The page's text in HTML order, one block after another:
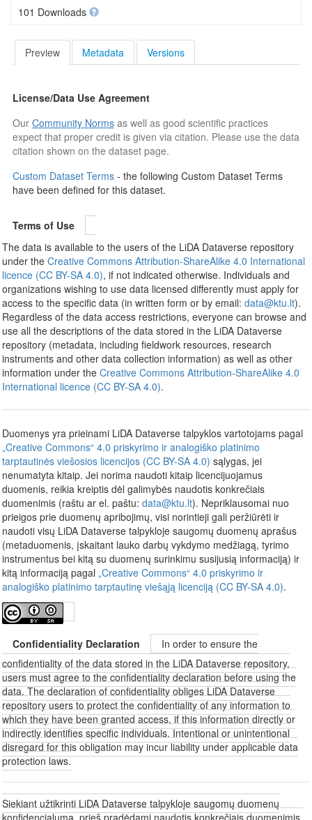
101 Downloads
Preview Metadata Versions
License/Data Use Agreement
Our Community Normsas well as good scientific practices
expect that proper credit is given via citation. Please use the data
citation shown on the dataset page.
Custom Dataset Terms - the following Custom Dataset Terms
have been defined for this dataset.
Terms of Use
The data is available to the users of the LiDA Dataverse repository
under the Creative Commons Attribution-ShareAlike 4.0 International
licence (CC BY-SA 4.0), if not indicated otherwise. Individuals and
organizations wishing to use data licensed differently must apply for
access to the specific data (in written form or by email: data@ktu.lt).
Regardless of the data access restrictions, everyone can browse and
use all the descriptions of the data stored in the LiDA Dataverse
repository (metadata, including fieldwork resources, research
instruments and other data collection information) as well as other
information under the Creative Commons Attribution-ShareAlike 4.0
International licence (CC BY-SA 4.0).
Duomenys yra prieinami LiDA Dataverse talpyklos vartotojams pagal
„Creative Commons“ 4.0 priskyrimo ir analogiško platinimo
tarptautinės viešosios licencijos (CC BY-SA 4.0) sąlygas, jei
nenumatyta kitaip. Jei norima naudoti kitaip licencijuojamus
duomenis, reikia kreiptis dėl galimybės naudotis konkrečiais
duomenimis (raštu ar el. paštu: data@ktu.lt). Nepriklausomai nuo
prieigos prie duomenų apribojimų, visi norintieji gali peržiūrėti ir
naudoti visų LiDA Dataverse talpykloje saugomų duomenų aprašus
(metaduomenis, įskaitant lauko darbų vykdymo medžiagą, tyrimo
instrumentus bei kitą su duomenų surinkimu susijusią informaciją) ir
kitą informaciją pagal „Creative Commons“ 4.0 priskyrimo ir
analogiško platinimo tarptautinę viešąją licenciją (CC BY-SA 4.0).
Confidentiality Declaration
In order to ensure the
confidentiality of the data stored in the LiDA Dataverse repository,
users must agree to the confidentiality declaration before using the
data. The declaration of confidentiality obliges LiDA Dataverse
repository users to protect the confidentiality of any information to
which they have been granted access, if this information directly or
indirectly identifies specific individuals. Intentional or unintentional
disregard for this obligation may incur liability under applicable data
protection laws.
Siekiant užtikrinti LiDA Dataverse talpykloje saugomų duomenų
konfidencialumą, prieš pradėdami naudotis konkrečiais duomenimis,